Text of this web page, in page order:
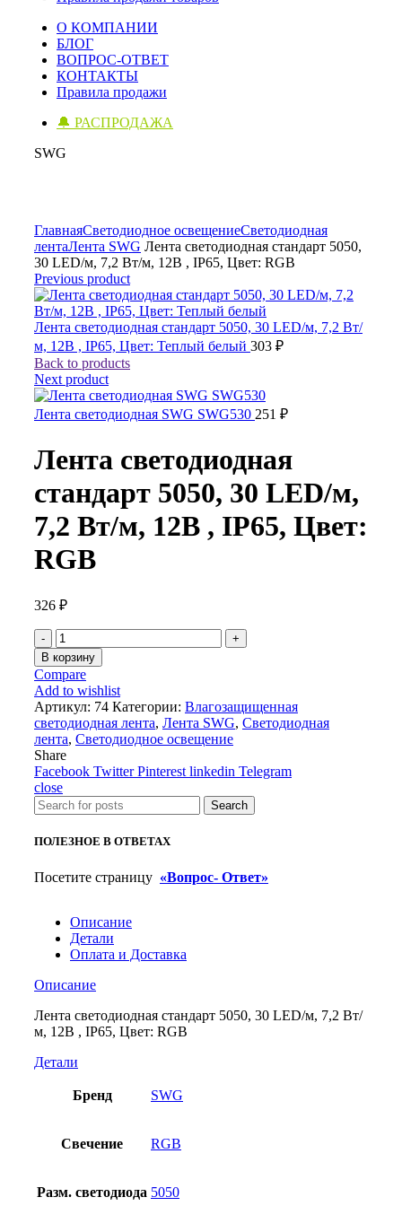
О КОМПАНИИ
БЛОГ
ВОПРОС-ОТВЕТ
КОНТАКТЫ
Правила продажи
🔔 РАСПРОДАЖА
SWG
ГлавнаяСветодиодное освещениеСветодиодная
лентаЛента SWG Лента светодиодная стандарт 5050,
30 LED/м, 7,2 Вт/м, 12В , IP65, Цвет: RGB
Previous product
Лента светодиодная стандарт 5050, 30 LED/м, 7,2 Вт/
м, 12В , IP65, Цвет: Теплый белый 303 ₽
Back to products
Next product
Лента светодиодная SWG SWG530 251 ₽
Лента светодиодная
стандарт 5050, 30 LED/м,
7,2 Вт/м, 12В , IP65, Цвет:
RGB
326 ₽
Количество
товара
Лента
светодиодная
стандарт
5050,
30
LED/
м,
7,2
Вт/
м,
,
Цвет:
В корзину
Compare
Add to wishlist
Артикул: 74 Категории: Влагозащищенная
светодиодная лента, Лента SWG, Светодиодная
лента, Светодиодное освещение
Share
Facebook Twitter Pinterest linkedin Telegram
close
Search
ПОЛЕЗНОЕ В ОТВЕТАХ
Посетите страницу «Вопрос- Ответ»
Описание
Детали
Оплата и Доставка
Описание
Лента светодиодная стандарт 5050, 30 LED/м, 7,2 Вт/
м, 12В , IP65, Цвет: RGB
Детали
Бренд SWG
Свечение RGB
Разм. светодиода 5050